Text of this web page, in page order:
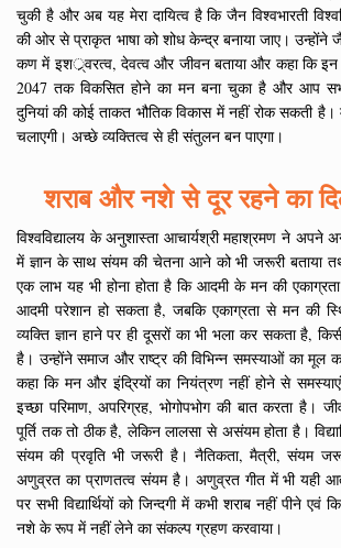
चुकी है और अब यह मेरा दायित्व है कि जैन विश्वभारती
की ओर से प्राकृत भाषा को शोध केन्द्र बनाया जाए।
कण में इशर््वरत्व, देवत्व और जीवन बताया और कहा कि इन
2047 तक विकसित होने का मन बना चुका है और आप
दुनियां की कोई ताकत भौतिक विकास में नहीं रोक सकती
चलाएगी। अच्छे व्यक्तित्व से ही संतुलन बन पाएगा।
शराब और नशे से दूर रहने का
विश्वविद्यालय के अनुशास्ता आचार्यश्री महाश्रमण ने अपने
में ज्ञान के साथ संयम की चेतना आने को भी जरूरी बताया तथा
एक लाभ यह भी होना होता है कि आदमी के मन की
आदमी परेशान हो सकता है, जबकि एकाग्रता से मन की
व्यक्ति ज्ञान हाने पर ही दूसरों का भी भला कर सकता है,
है। उन्होंने समाज और राष्ट्र की विभिन्न समस्याओं का मूल
कहा कि मन और इंद्रियों का नियंत्रण नहीं होने से
इच्छा परिमाण, अपरिग्रह, भोगोपभोग की बात करता
पूर्ति तक तो ठीक है, लेकिन लालसा से असंयम होता है।
संयम की प्रवृति भी जरूरी है। नैतिकता, मैत्री, संयम
अणुव्रत का प्राणतत्व संयम है। अणुव्रत गीत में भी यही
पर सभी विद्यार्थियों को जिन्दगी में कभी शराब नहीं पीने एवं
नशे के रूप में नहीं लेने का संकल्प ग्रहण करवाया।